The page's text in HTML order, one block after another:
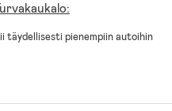
täydellisesti pienempiin autoihin